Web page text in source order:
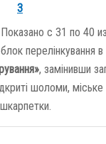
3
Показано с 31 по 40
перелінкування в
, замінивши
шоломи, міське